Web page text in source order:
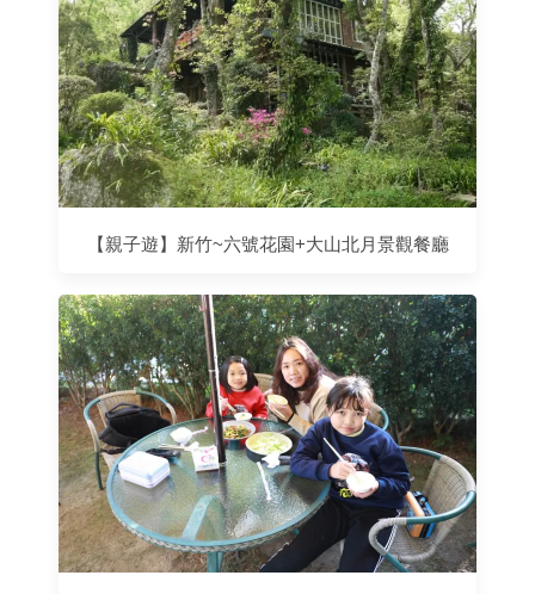
【親子遊】新竹~六號花園+大山北月景觀餐廳